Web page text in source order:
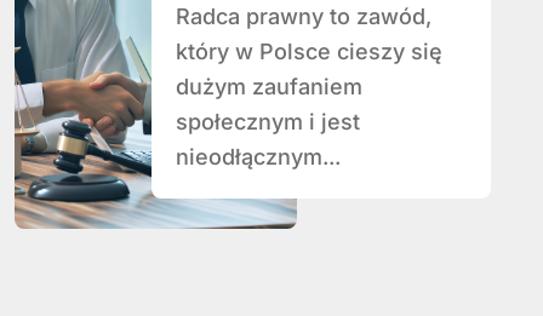
wynagrodzenia?
Radca prawny to zawód,
który w Polsce cieszy się
dużym zaufaniem
społecznym i jest
nieodłącznym...